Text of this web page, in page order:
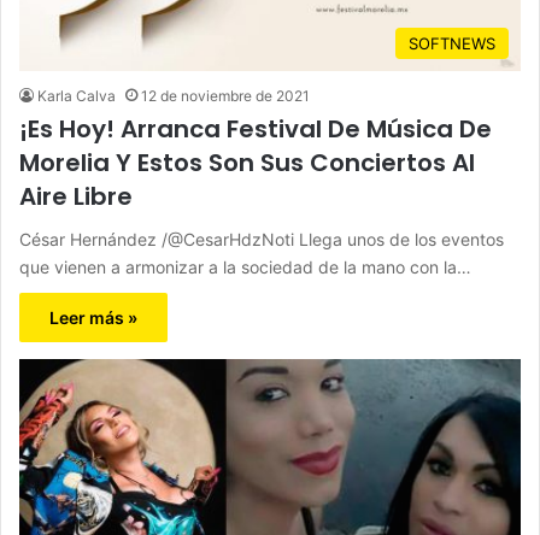
SOFTNEWS
Karla Calva 12 de noviembre de 2021
¡Es Hoy! Arranca Festival De Música De
Morelia Y Estos Son Sus Conciertos Al
Aire Libre
César Hernández /@CesarHdzNoti Llega unos de los eventos
que vienen a armonizar a la sociedad de la mano con la…
Leer más »